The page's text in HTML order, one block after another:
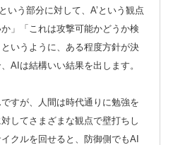
いう部分に対して、A’という観点
」「これは攻撃可能かどうか検
いうように、ある程度方針が決
AIは結構いい結果を出します。
すが、人間は時代通りに勉強を
してさまざまな観点で壁打ちし
クルを回せると、防御側でもAI